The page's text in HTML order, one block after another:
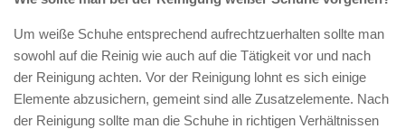
Um weiße Schuhe entsprechend aufrechtzuerhalten sollte man
sowohl auf die Reinig wie auch auf die Tätigkeit vor und nach
der Reinigung achten. Vor der Reinigung lohnt es sich einige
Elemente abzusichern, gemeint sind alle Zusatzelemente. Nach
der Reinigung sollte man die Schuhe in richtigen Verhältnissen